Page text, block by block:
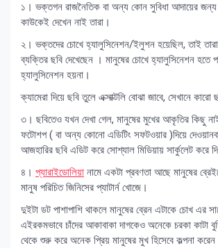
১। ভক্তগন রাজনৈতিক বা অন্য কোন সুবিধা আদায়ের জন্য
কাউকেই দেখেন নাই তারা।
২। ভক্তদের চোখে হ্যালুসিনেশন/ইলুশন হয়েছিল, তাই তারা
ব্যক্তির ছবি দেখেছেন । মানুষের চোখে হ্যালুসিনেশন হতে
হ্যালুসিনেশন হয়না।
ক্যামেরা দিয়ে ছবি তুলে এক্সাক্টলি বোঝা জাবে, সেখানে কারো
৩। ছবিতেও যখন দেখা গেল, মানুষের মুখের আকৃতির কিছু
ফটোশপ ( বা অন্য কোনো এডিটিং সফটওয়ার )দিয়ে
আজহারির ছবি এডিট করে সোশ্যাল মিডিয়ায় সার্কুলেট করে
৪। প্যারাইডোলিয়া নামে একটা প্রবণতা আছে মানুষের
মানুষ পরিচিত জিনিসের প্যাটার্ন খোজে।
দুইটা ডট পাশাপাশি থাকলে মানুষের ব্রেন এটাকে চোখ এর
এইরকমভাবে চাঁদের আকাবাকা দাগকেও অনেকে চরকা কাটা
থেকে শুরু করে অনেক প্রিয় মানুষের মুখ হিসেবে কল্পনা